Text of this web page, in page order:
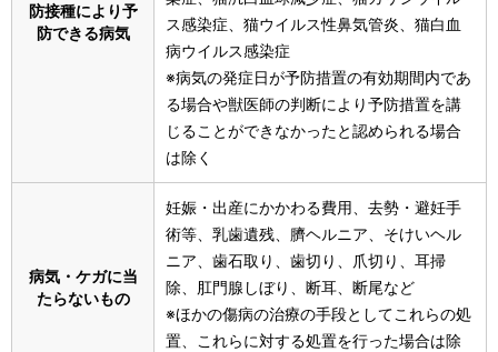
防接種により予
防できる病気
ス感染症、猫ウイルス性鼻気管炎、猫白血
病ウイルス感染症
※病気の発症日が予防措置の有効期間内であ
る場合や獣医師の判断により予防措置を講
じることができなかったと認められる場合
は除く
病気・ケガに当
たらないもの
妊娠・出産にかかわる費用、去勢・避妊手
術等、乳歯遺残、臍ヘルニア、そけいヘル
ニア、歯石取り、歯切り、爪切り、耳掃
除、肛門腺しぼり、断耳、断尾など
※ほかの傷病の治療の手段としてこれらの処
置、これらに対する処置を行った場合は除